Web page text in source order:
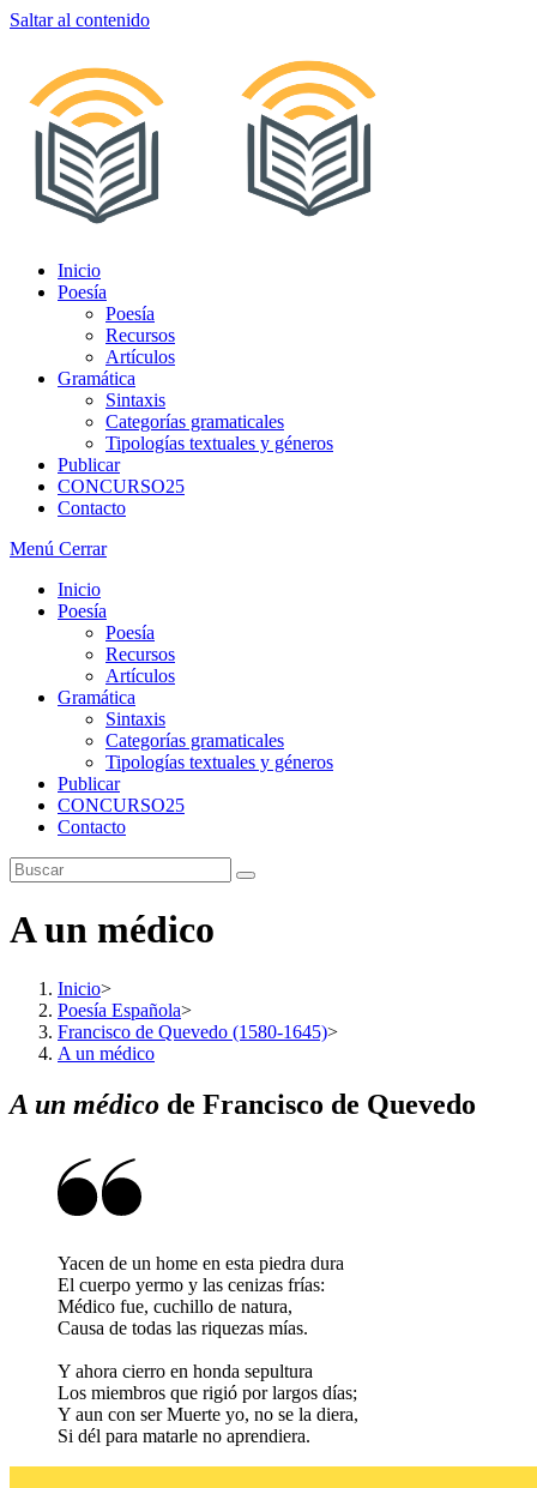
Saltar al contenido
Inicio
Poesía
Poesía
Recursos
Artículos
Gramática
Sintaxis
Categorías gramaticales
Tipologías textuales y géneros
Publicar
CONCURSO25
Contacto
Menú Cerrar
Inicio
Poesía
Poesía
Recursos
Artículos
Gramática
Sintaxis
Categorías gramaticales
Tipologías textuales y géneros
Publicar
CONCURSO25
Contacto
A un médico
Inicio>
Poesía Española>
Francisco de Quevedo (1580-1645)>
A un médico
A un médico de Francisco de Quevedo
Yacen de un home en esta piedra dura
El cuerpo yermo y las cenizas frías:
Médico fue, cuchillo de natura,
Causa de todas las riquezas mías.
Y ahora cierro en honda sepultura
Los miembros que rigió por largos días;
Y aun con ser Muerte yo, no se la diera,
Si dél para matarle no aprendiera.